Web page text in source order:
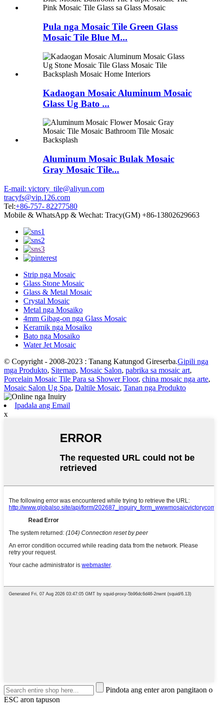
Pula nga Mosaic Tile Green Glass
Mosaic Tile Blue M...
Kadaogan Mosaic Aluminum Mosaic
Glass Ug Bato ...
Aluminum Mosaic Bulak Mosaic
Gray Mosaic Tile...
E-mail: victory_tile@aliyun.com
tracyfs@vip.126.com
Tel:+86-757- 82277580
Mobile & WhatsApp & Wechat: Tracy(GM) +86-13802629663
Strip nga Mosaic
Glass Stone Mosaic
Glass & Metal Mosaic
Crystal Mosaic
Metal nga Mosaiko
4mm Gibag-on nga Glass Mosaic
Keramik nga Mosaiko
Bato nga Mosaiko
Water Jet Mosaic
© Copyright - 2008-2023 : Tanang Katungod Gireserba.Gipili nga
mga Produkto, Sitemap, Mosaic Salon, pabrika sa mosaic art,
Porcelain Mosaic Tile Para sa Shower Floor, china mosaic nga arte,
Mosaic Salon Ug Spa, Daltile Mosaic, Tanan nga Produkto
Ipadala ang Email
x
Pindota ang enter aron pangitaon o
ESC aron tapuson